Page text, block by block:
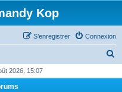
Kop
Connexion
S’enregistrer
2026, 15:07